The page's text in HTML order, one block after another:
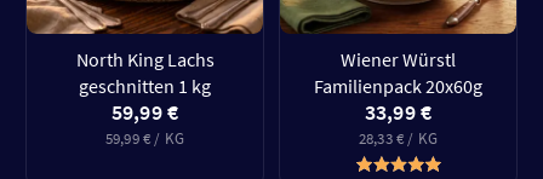
North King Lachs
geschnitten 1 kg
59,99 €
59,99 € / KG
Wiener Würstl
Familienpack 20x60g
33,99 €
28,33 € / KG